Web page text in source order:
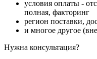
условия оплаты -
полная, факторинг
регион поставки,
и многое другое
Нужна консультация?